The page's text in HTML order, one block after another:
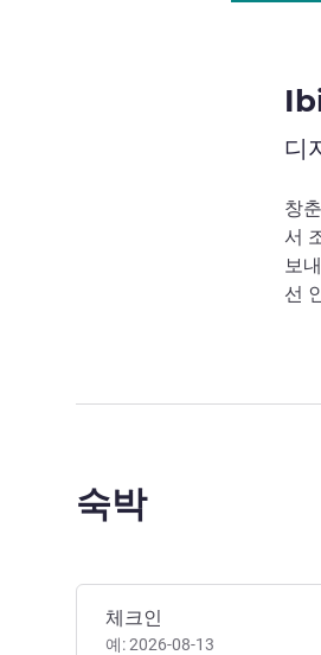
디
창
서
보
선
숙박
이 호텔 예약하기
체크인
예: 2026-08-13